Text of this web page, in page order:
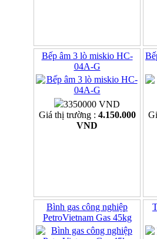
Bếp âm 3 lò miskio HC-
04A-G
3350000 VND
Giá thị trường : 4.150.000
VND
Bình gas công nghiệp
PetroVietnam Gas 45kg